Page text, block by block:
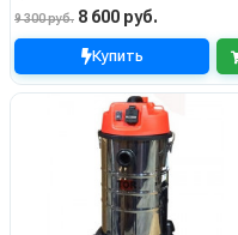
9 300 руб. 8 600 руб.
Купить